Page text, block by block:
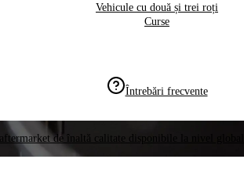
Vehicule cu două și trei roți
Curse
Întrebări frecvente
de înaltă calitate disponibile la nivel